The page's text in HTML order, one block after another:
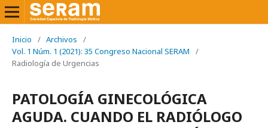
Inicio / Archivos
/
Vol. 1 Núm. 1 (2021): 35 Congreso Nacional SERAM
/
Radiología de Urgencias
PATOLOGÍA GINECOLÓGICA
AGUDA. CUANDO EL RADIÓLOGO